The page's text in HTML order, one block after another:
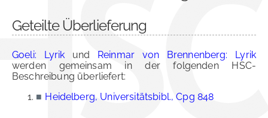
Geteilte Überlieferung
Goeli: Lyrik und Reinmar von Brennenberg: Lyrik
werden gemeinsam in der folgenden HSC-
Beschreibung überliefert:
■ Heidelberg, Universitätsbibl., Cpg 848